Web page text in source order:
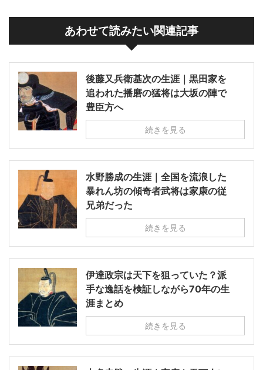
あわせて読みたい関連記事
後藤又兵衛基次の生涯｜黒田家を
追われた播磨の猛将は大坂の陣で
豊臣方へ
続きを見る
水野勝成の生涯｜全国を流浪した
暴れん坊の傾奇者武将は家康の従
兄弟だった
続きを見る
伊達政宗は天下を狙っていた？派
手な逸話を検証しながら70年の生
涯まとめ
続きを見る